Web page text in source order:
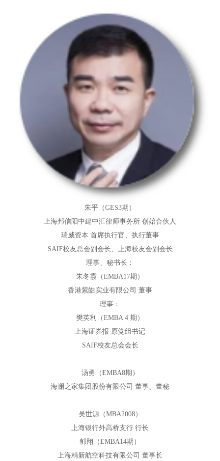
朱平（GES3期）
上海邦信阳中建中汇律师事务所 创始合伙人
瑞威资本 首席执行官、执行董事
SAIF校友总会副会长、上海校友会副会长
理事、秘书长：
朱冬霞（EMBA17期）
香港紫皓实业有限公司 董事
理事：
樊英利（EMBA 4 期）
上海证券报 原党组书记
SAIF校友总会会长
汤勇（EMBA8期）
海澜之家集团股份有限公司 董事、董秘
吴世源（MBA2008）
上海银行外高桥支行 行长
郁翔（EMBA14期）
上海精新航空科技有限公司 董事长